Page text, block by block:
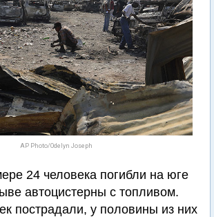
AP Photo/Odelyn Joseph
24 человека погибли на юге
автоцистерны с топливом.
пострадали, у половины из них